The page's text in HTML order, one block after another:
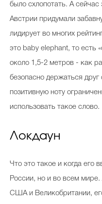
было схлопотать. А
Австрии придумали
лидирует во многих
это baby elephant, то есть
около 1,5-2 метров - как
безопасно держаться
позитивную ноту
использовать такое слово.
Локдаун
Что это такое и когда его
России, но и во всем мире.
США и Великобритании,